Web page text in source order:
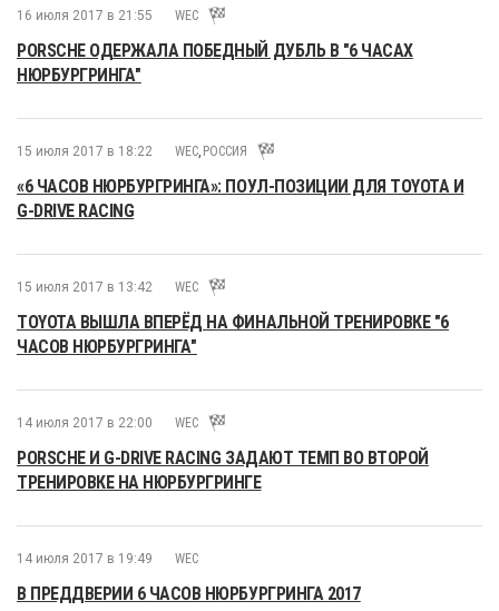
16 июля 2017 в 21:55 WEC
PORSCHE ОДЕРЖАЛА ПОБЕДНЫЙ ДУБЛЬ В "6 ЧАСАХ
НЮРБУРГРИНГА"
15 июля 2017 в 18:22 WEC, РОССИЯ
«6 ЧАСОВ НЮРБУРГРИНГА»: ПОУЛ-ПОЗИЦИИ ДЛЯ TOYOTA И
G-DRIVE RACING
15 июля 2017 в 13:42 WEC
TOYOTA ВЫШЛА ВПЕРЁД НА ФИНАЛЬНОЙ ТРЕНИРОВКЕ "6
ЧАСОВ НЮРБУРГРИНГА"
14 июля 2017 в 22:00 WEC
PORSCHE И G-DRIVE RACING ЗАДАЮТ ТЕМП ВО ВТОРОЙ
ТРЕНИРОВКЕ НА НЮРБУРГРИНГЕ
14 июля 2017 в 19:49 WEC
В ПРЕДДВЕРИИ 6 ЧАСОВ НЮРБУРГРИНГА 2017